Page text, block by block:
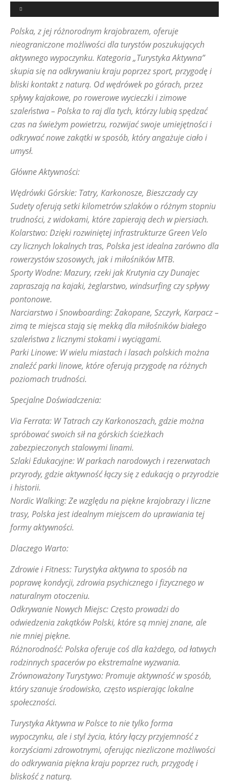
Polska, z jej różnorodnym krajobrazem, oferuje
nieograniczone możliwości dla turystów poszukujących
aktywnego wypoczynku. Kategoria „Turystyka Aktywna”
skupia się na odkrywaniu kraju poprzez sport, przygodę i
bliski kontakt z naturą. Od wędrówek po górach, przez
spływy kajakowe, po rowerowe wycieczki i zimowe
szaleństwa – Polska to raj dla tych, którzy lubią spędzać
czas na świeżym powietrzu, rozwijać swoje umiejętności i
odkrywać nowe zakątki w sposób, który angażuje ciało i
umysł.
Główne Aktywności:
Wędrówki Górskie: Tatry, Karkonosze, Bieszczady czy
Sudety oferują setki kilometrów szlaków o różnym stopniu
trudności, z widokami, które zapierają dech w piersiach.
Kolarstwo: Dzięki rozwiniętej infrastrukturze Green Velo
czy licznych lokalnych tras, Polska jest idealna zarówno dla
rowerzystów szosowych, jak i miłośników MTB.
Sporty Wodne: Mazury, rzeki jak Krutynia czy Dunajec
zapraszają na kajaki, żeglarstwo, windsurfing czy spływy
pontonowe.
Narciarstwo i Snowboarding: Zakopane, Szczyrk, Karpacz –
zimą te miejsca stają się mekką dla miłośników białego
szaleństwa z licznymi stokami i wyciągami.
Parki Linowe: W wielu miastach i lasach polskich można
znaleźć parki linowe, które oferują przygodę na różnych
poziomach trudności.
Specjalne Doświadczenia:
Via Ferrata: W Tatrach czy Karkonoszach, gdzie można
spróbować swoich sił na górskich ścieżkach
zabezpieczonych stalowymi linami.
Szlaki Edukacyjne: W parkach narodowych i rezerwatach
przyrody, gdzie aktywność łączy się z edukacją o przyrodzie
i historii.
Nordic Walking: Ze względu na piękne krajobrazy i liczne
trasy, Polska jest idealnym miejscem do uprawiania tej
formy aktywności.
Dlaczego Warto:
Zdrowie i Fitness: Turystyka aktywna to sposób na
poprawę kondycji, zdrowia psychicznego i fizycznego w
naturalnym otoczeniu.
Odkrywanie Nowych Miejsc: Często prowadzi do
odwiedzenia zakątków Polski, które są mniej znane, ale
nie mniej piękne.
Różnorodność: Polska oferuje coś dla każdego, od łatwych
rodzinnych spacerów po ekstremalne wyzwania.
Zrównoważony Turystywo: Promuje aktywność w sposób,
który szanuje środowisko, często wspierając lokalne
społeczności.
Turystyka Aktywna w Polsce to nie tylko forma
wypoczynku, ale i styl życia, który łączy przyjemność z
korzyściami zdrowotnymi, oferując niezliczone możliwości
do odkrywania piękna kraju poprzez ruch, przygodę i
bliskość z naturą.